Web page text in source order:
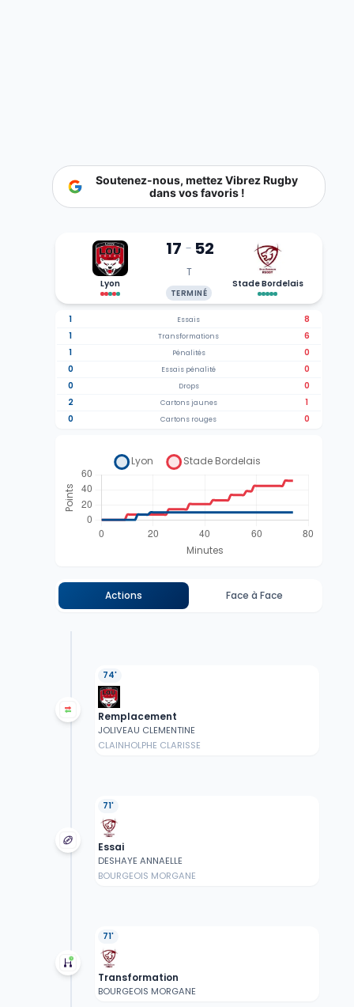
Soutenez-nous, mettez Vibrez Rugby
dans vos favoris !
Lyon
17 - 52
T
TERMINÉ
Stade Bordelais
1 Essais
8
1
Transformations
6
1
Pénalités
0
0
Essais pénalité
0
0
Drops
0
2
Cartons jaunes
1
0
Cartons rouges 0
Actions Face à Face
74'
Remplacement
JOLIVEAU CLEMENTINE
CLAINHOLPHE CLARISSE
71'
Essai
DESHAYE ANNAELLE
BOURGEOIS MORGANE
71'
Transformation
BOURGEOIS MORGANE